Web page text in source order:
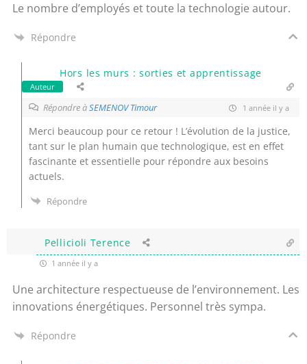
Le nombre d’employés et toute la technologie autour.
Répondre
Hors les murs : sorties et apprentissage
Auteur
Répondre àSEMENOV Timour 1 année il y a
Merci beaucoup pour ce retour ! L’évolution de la justice,
tant sur le plan humain que technologique, est en effet
fascinante et essentielle pour répondre aux besoins
actuels.
Répondre
Pellicioli Terence
1 année il y a
Une architecture respectueuse de l’environnement. Les
innovations énergétiques. Personnel très sympa.
Répondre